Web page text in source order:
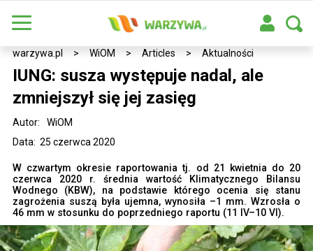
warzywa.pl > WiOM > Articles > Aktualności
IUNG: susza występuje nadal, ale
zmniejszył się jej zasięg
Data: 25 czerwca 2020
Autor: WiOM
W czwartym okresie raportowania tj. od 21 kwietnia do 20
czerwca 2020 r. średnia wartość Klimatycznego Bilansu
Wodnego (KBW), na podstawie którego ocenia się stanu
zagrożenia suszą była ujemna, wynosiła –1 mm. Wzrosła o
46 mm w stosunku do poprzedniego raportu (11 IV–10 VI).